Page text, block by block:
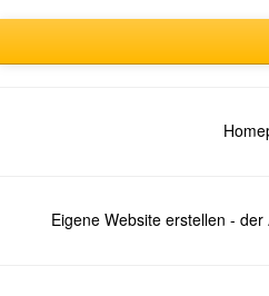
Eigene Website erstellen -